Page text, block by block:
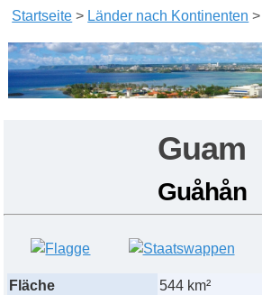
Startseite > Länder nach Kontinenten
Guam
Guåhån
Fläche
544 km²